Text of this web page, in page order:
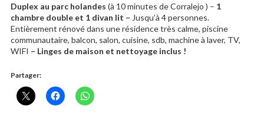
Duplex au parc holandes (à 10 minutes de Corralejo ) – 1
chambre double et 1 divan lit – Jusqu’à 4 personnes.
Entièrement rénové dans une résidence très calme, piscine
communautaire, balcon, salon, cuisine, sdb, machine à laver, TV,
WIFI – Linges de maison et nettoyage inclus !
Partager: